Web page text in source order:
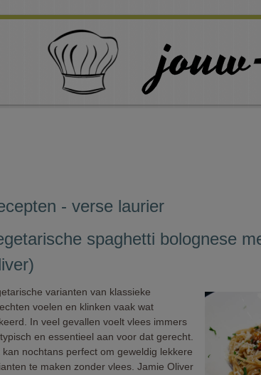
- verse laurier
spaghetti bolognese
varianten van klassieke
voelen en klinken vaak wat
In veel gevallen voelt vlees immers
en essentieel aan voor dat gerecht.
kan nochtans perfect om geweldig lekkere
te maken zonder vlees. Jamie Oliver